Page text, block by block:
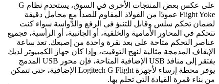
على عكس بعض المنتجات الأخرى في السوق، يستخدم نظام G
Flight Yoke عمودًا من الفولاذ المقاوم للصدأ مع محامل دقيقة
لضمان تحكم سلس وقابل للتنبؤ في الرفع والدَّواسة سواء كنت
تتحكم في المحاور الأمامية والخلفية، أو الجانبية، أو الرأسية، فجميع
عناصر التحكم متاحة على بعد نقرة واحدة من إصبعك. تعد ساعة
الإيقاف المدمجة مثالية لنهج التوقيت، وإذا كان جهاز الكمبيوتر لديك
يفتقر إلى منافذ USB الإضافية المتاحة، فإن محور USB المدمج
يوفر محطة إرساء لأجهزة Logitech G Flight الإضافية، حتى تتمكن
من بناء قمرة القيادة التي تحلم بها.